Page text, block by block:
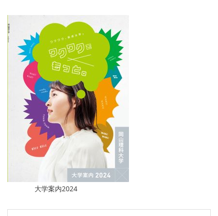
大学案内2024